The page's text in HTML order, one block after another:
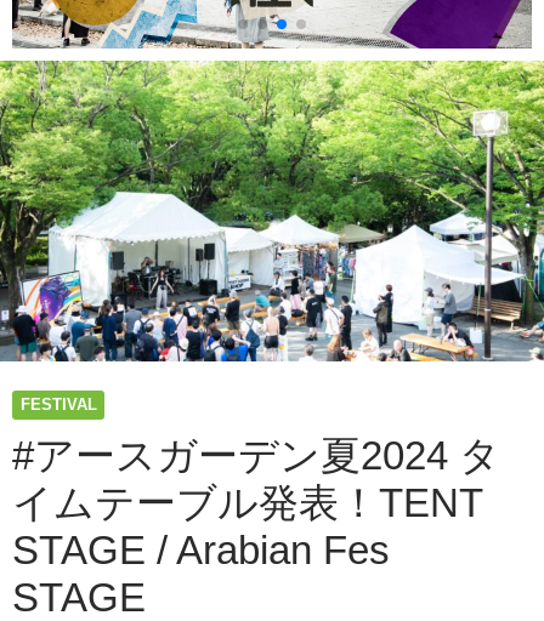
FESTIVAL
#アースガーデン夏2024 タ
イムテーブル発表！TENT
STAGE / Arabian Fes
STAGE